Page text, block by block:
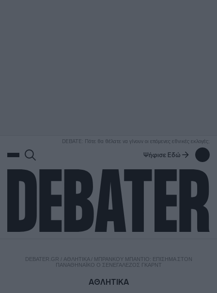
DEBATE: Πότε θα θέλατε να γίνουν οι επόμενες εθνικές εκλογές;
Ψήφισε Εδώ
DEBATER.GR / ΑΘΛΗΤΙΚΑ/ ΜΠΡΆΝΚΟΥ ΜΠΆΝΤΙΟ: ΕΠΊΣΗΜΑ ΣΤΟΝ
ΠΑΝΑΘΗΝΑΪΚΌ Ο ΣΕΝΕΓΑΛΈΖΟΣ ΓΚΑΡΝΤ
ΑΘΛΗΤΙΚΑ